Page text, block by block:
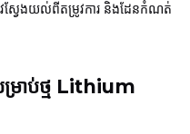
វែងយល់ពីតម្រូវការ និងដែនកំណត់
ម្រាប់ថ្ម Lithium